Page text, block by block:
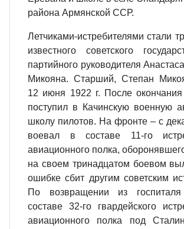
района Армянской ССР.
Летчиками-истребителями стали
известного советского
партийного руководителя
Микояна. Старший, Степан
12 июня 1922 г. После
поступил в Качинскую военную
школу пилотов. На фронте – с
воевал в составе 11-го
авиационного полка,
на своем тринадцатом боевом
ошибке сбит другим советским
По возвращении из
составе 32-го гвардейского
авиационного полка под